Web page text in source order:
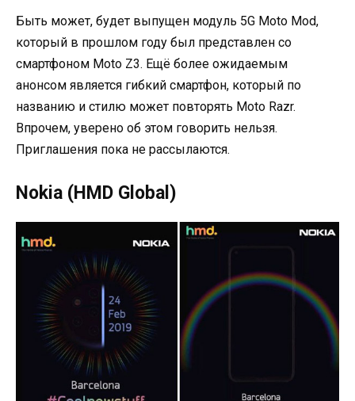
Быть может, будет выпущен модуль 5G Moto Mod,
который в прошлом году был представлен со
смартфоном Moto Z3. Ещё более ожидаемым
анонсом является гибкий смартфон, который по
названию и стилю может повторять Moto Razr.
Впрочем, уверено об этом говорить нельзя.
Приглашения пока не рассылаются.
Nokia (HMD Global)